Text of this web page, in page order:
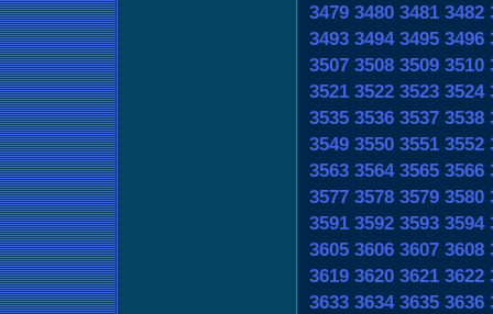
3479 3480 3481 3482
3493 3494 3495 3496
3507 3508 3509 3510
3521 3522 3523 3524
3535 3536 3537 3538
3549 3550 3551 3552
3563 3564 3565 3566
3577 3578 3579 3580
3591 3592 3593 3594
3605 3606 3607 3608
3619 3620 3621 3622
3633 3634 3635 3636